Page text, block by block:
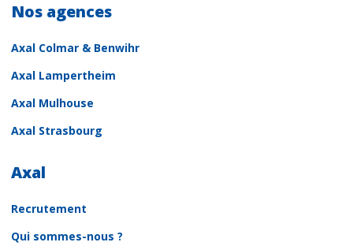
Nos agences
Axal Colmar & Benwihr
Axal Lampertheim
Axal Mulhouse
Axal Strasbourg
Axal
Recrutement
Qui sommes-nous ?